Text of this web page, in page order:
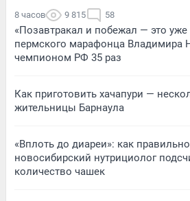
8 часов 9 815 58
«Позавтракал и побежал — это
пермского марафонца Владимира
чемпионом РФ 35 раз
Как приготовить хачапури —
жительницы Барнаула
«Вплоть до диареи»: как
новосибирский нутрициолог
количество чашек